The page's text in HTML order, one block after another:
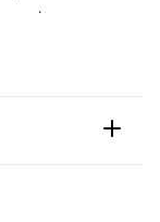
apron
A great